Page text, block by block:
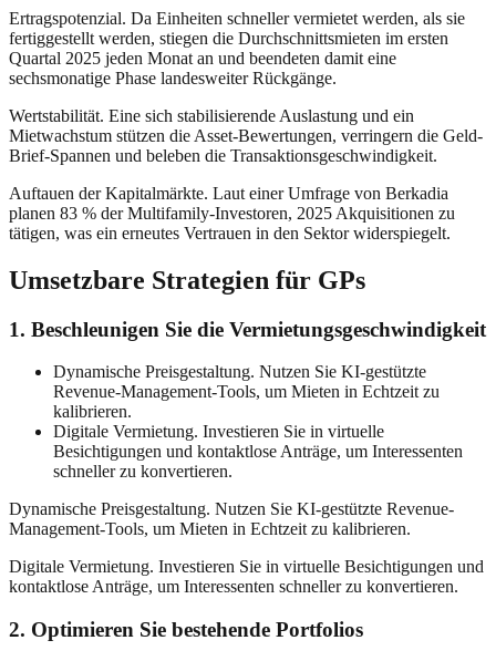
Ertragspotenzial. Da Einheiten schneller vermietet werden, als sie
fertiggestellt werden, stiegen die Durchschnittsmieten im ersten
Quartal 2025 jeden Monat an und beendeten damit eine
sechsmonatige Phase landesweiter Rückgänge.
Wertstabilität. Eine sich stabilisierende Auslastung und ein
Mietwachstum stützen die Asset-Bewertungen, verringern die Geld-
Brief-Spannen und beleben die Transaktionsgeschwindigkeit.
Auftauen der Kapitalmärkte. Laut einer Umfrage von Berkadia
planen 83 % der Multifamily-Investoren, 2025 Akquisitionen zu
tätigen, was ein erneutes Vertrauen in den Sektor widerspiegelt.
Umsetzbare Strategien für GPs
1. Beschleunigen Sie die Vermietungsgeschwindigkeit
Dynamische Preisgestaltung. Nutzen Sie KI-gestützte
Revenue-Management-Tools, um Mieten in Echtzeit zu
kalibrieren.
Digitale Vermietung. Investieren Sie in virtuelle
Besichtigungen und kontaktlose Anträge, um Interessenten
schneller zu konvertieren.
Dynamische Preisgestaltung. Nutzen Sie KI-gestützte Revenue-
Management-Tools, um Mieten in Echtzeit zu kalibrieren.
Digitale Vermietung. Investieren Sie in virtuelle Besichtigungen und
kontaktlose Anträge, um Interessenten schneller zu konvertieren.
2. Optimieren Sie bestehende Portfolios